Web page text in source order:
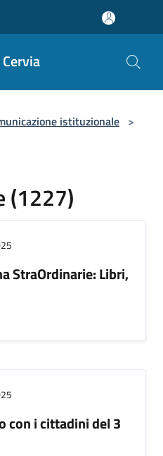
istituzionale >
(1227)
StraOrdinarie: Libri,
con i cittadini del 3